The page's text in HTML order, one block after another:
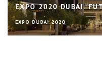
EXPO 2020 DUBAI:
EXPO DUBAI 2020